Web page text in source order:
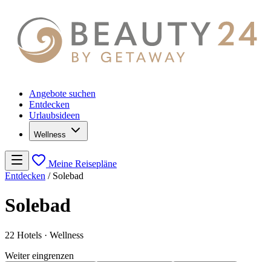
Angebote suchen
Entdecken
Urlaubsideen
Wellness
Meine Reisepläne
Entdecken / Solebad
Solebad
22 Hotels · Wellness
Weiter eingrenzen